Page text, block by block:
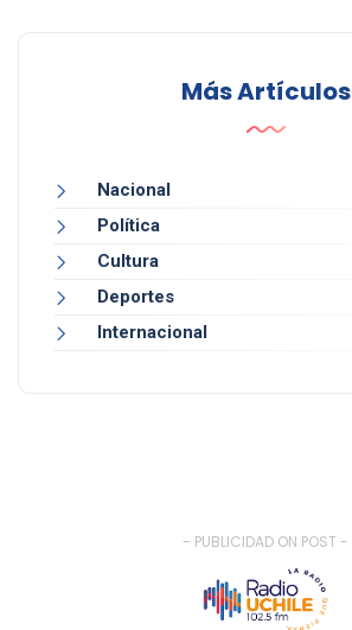
Más Artículos
Nacional
Política
Cultura
Deportes
Internacional
- PUBLICIDAD ON POST -